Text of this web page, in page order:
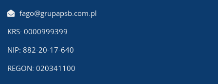
fago@grupapsb.com.pl
KRS: 0000999399
NIP: 882-20-17-640
REGON: 020341100